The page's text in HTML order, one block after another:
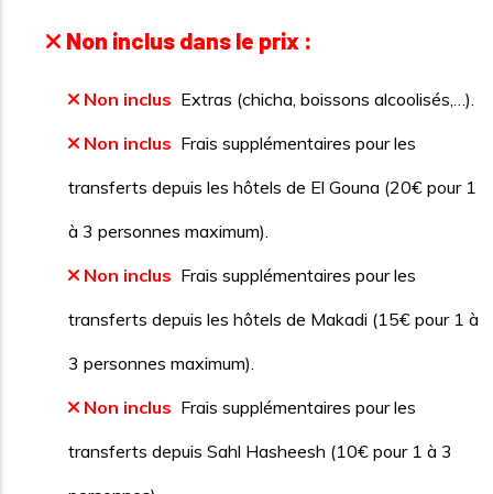
Non inclus dans le prix :
Non inclus Extras (chicha, boissons alcoolisés,…).
Non inclus Frais supplémentaires pour les
transferts depuis les hôtels de El Gouna (20€ pour 1
à 3 personnes maximum).
Non inclus Frais supplémentaires pour les
transferts depuis les hôtels de Makadi (15€ pour 1 à
3 personnes maximum).
Non inclus Frais supplémentaires pour les
transferts depuis Sahl Hasheesh (10€ pour 1 à 3